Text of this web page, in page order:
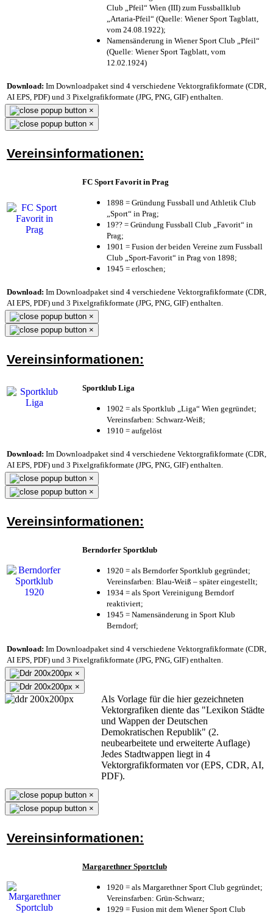
Club „Pfeil“ Wien (III) zum Fussballklub
„Artaria-Pfeil“ (Quelle: Wiener Sport Tagblatt,
vom 24.08.1922);
Namensänderung in Wiener Sport Club „Pfeil“
(Quelle: Wiener Sport Tagblatt, vom
12.02.1924)
Download: Im Downloadpaket sind 4 verschiedene Vektorgrafikformate (CDR,
AI EPS, PDF) und 3 Pixelgrafikformate (JPG, PNG, GIF) enthalten.
×
×
Vereinsinformationen:
FC Sport Favorit in Prag
1898 = Gründung Fussball und Athletik Club
„Sport“ in Prag;
19?? = Gründung Fussball Club „Favorit“ in
Prag;
1901 = Fusion der beiden Vereine zum Fussball
Club „Sport-Favorit“ in Prag von 1898;
1945 = erloschen;
Download: Im Downloadpaket sind 4 verschiedene Vektorgrafikformate (CDR,
AI EPS, PDF) und 3 Pixelgrafikformate (JPG, PNG, GIF) enthalten.
×
×
Vereinsinformationen:
Sportklub Liga
1902 = als Sportklub „Liga“ Wien gegründet;
Vereinsfarben: Schwarz-Weiß;
1910 = aufgelöst
Download: Im Downloadpaket sind 4 verschiedene Vektorgrafikformate (CDR,
AI EPS, PDF) und 3 Pixelgrafikformate (JPG, PNG, GIF) enthalten.
×
×
Vereinsinformationen:
Berndorfer Sportklub
1920 = als Berndorfer Sportklub gegründet;
Vereinsfarben: Blau-Weiß – später eingestellt;
1934 = als Sport Vereinigung Berndorf
reaktiviert;
1945 = Namensänderung in Sport Klub
Berndorf;
Download: Im Downloadpaket sind 4 verschiedene Vektorgrafikformate (CDR,
AI EPS, PDF) und 3 Pixelgrafikformate (JPG, PNG, GIF) enthalten.
×
×
Als Vorlage für die hier gezeichneten
Vektorgrafiken diente das "Lexikon Städte
und Wappen der Deutschen
Demokratischen Republik" (2.
neubearbeitete und erweiterte Auflage)
Jedes Stadtwappen liegt in 4
Vektorgrafikformaten vor (EPS, CDR, AI,
PDF).
×
×
Vereinsinformationen:
Margarethner Sportclub
1920 = als Margarethner Sport Club gegründet;
Vereinsfarben: Grün-Schwarz;
1929 = Fusion mit dem Wiener Sport Club